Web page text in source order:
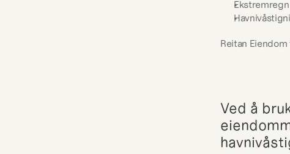
Ekstremregn
Reitan
Ved å